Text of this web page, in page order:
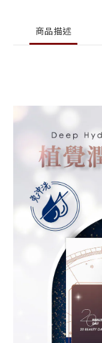
商品描述